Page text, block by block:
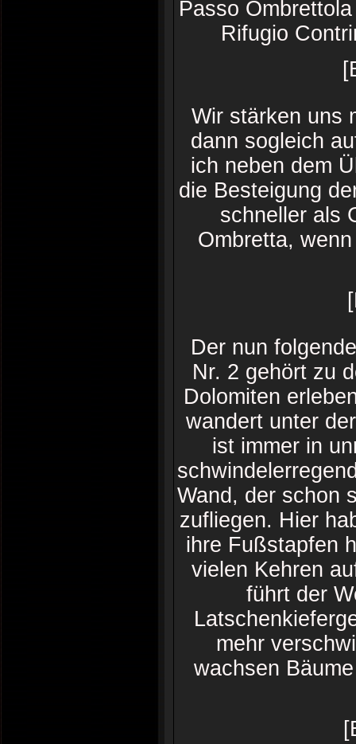
Passo
Rifugio
Wir stärken uns
dann sogleich
ich neben dem
die Besteigung
schneller als
Ombretta,
Der nun
Nr. 2 gehört zu
Dolomiten
wandert unter
ist immer in
Wand, der schon
zufliegen. Hier
ihre Fußstapfen
vielen Kehren
führt der
mehr
wachsen